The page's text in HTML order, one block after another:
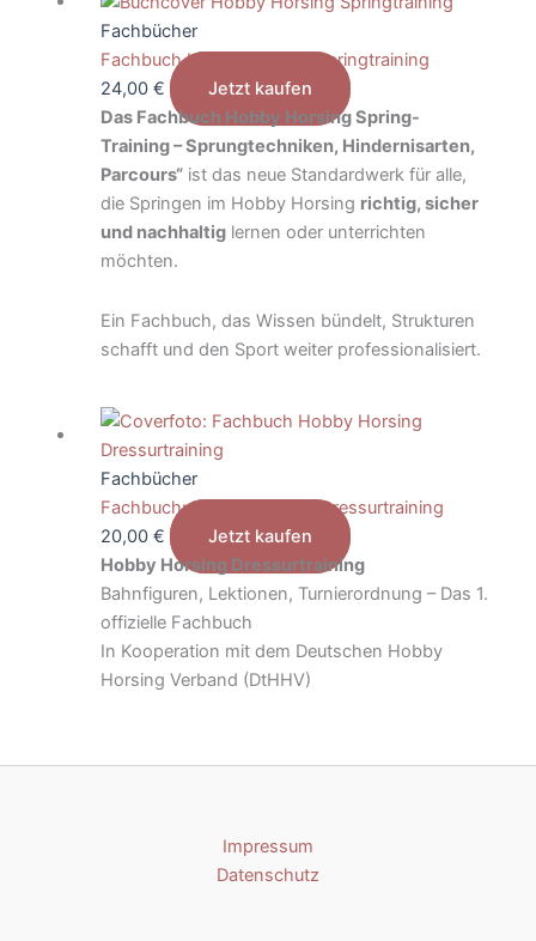
Fachbücher
Fachbuch Hobby Horsing Springtraining
24,00 €
Jetzt kaufen
Das Fachbuch Hobby Horsing Spring-
Training – Sprungtechniken, Hindernisarten,
Parcours“ist das neue Standardwerk für alle,
die Springen im Hobby Horsing richtig, sicher
und nachhaltiglernen oder unterrichten
möchten.
Ein Fachbuch, das Wissen bündelt, Strukturen
schafft und den Sport weiter professionalisiert.
Fachbücher
Fachbuch: Hobby Horsing Dressurtraining
20,00 €
Jetzt kaufen
Hobby Horsing Dressurtraining
Bahnfiguren, Lektionen, Turnierordnung – Das 1.
offizielle Fachbuch
In Kooperation mit dem Deutschen Hobby
Horsing Verband (DtHHV)
Impressum
Datenschutz